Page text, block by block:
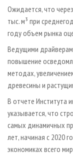
ЦБП
RUSSIAN
ГАЗЕТА
БИБЛИОТЕКА
Ожидается, что
тыс. м³ при
году объем рынка
Ведущими
повышение
методах,
древесины и
В отчете Института
указывается, что
самых динамичных
лет, начиная с 2020
экономиках всего